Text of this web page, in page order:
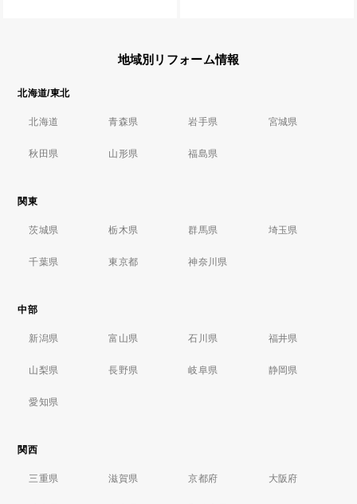
地域別リフォーム情報
北海道/東北
北海道 青森県 岩手県 宮城県
秋田県 山形県 福島県
関東
茨城県 栃木県 群馬県 埼玉県
千葉県 東京都 神奈川県
中部
新潟県 富山県 石川県 福井県
山梨県 長野県 岐阜県 静岡県
愛知県
関西
三重県 滋賀県 京都府 大阪府